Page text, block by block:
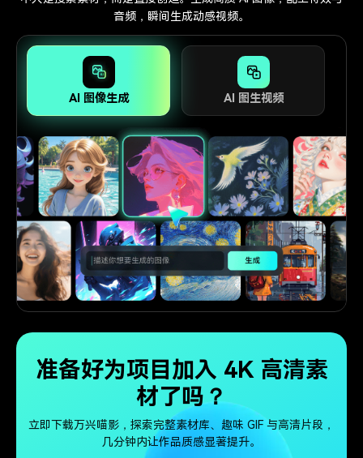
音频，瞬间生成动感视频。
Al 图像生成 Al 图生视频
准备好为项目加入 4K 高清素
材了吗？
立即下载万兴喵影，探索完整素材库、趣味 GIF 与高清片段，
几分钟内让作品质感显著提升。